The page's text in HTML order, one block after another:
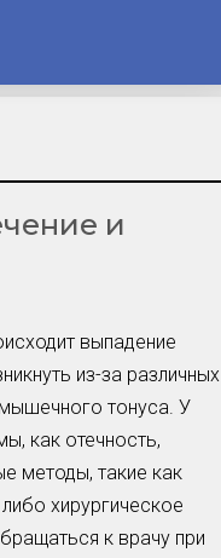
и
выпадение
из-за различных
тонуса. У
как отечность,
методы, такие как
хирургическое
к врачу при